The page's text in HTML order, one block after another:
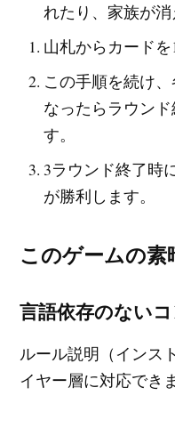
れたり、家族が消
山札からカードを
この手順を続け
なったらラウン
す。
3ラウンド終了時
が勝利します。
このゲームの素
言語依存のない
ルール説明（インス
イヤー層に対応でき